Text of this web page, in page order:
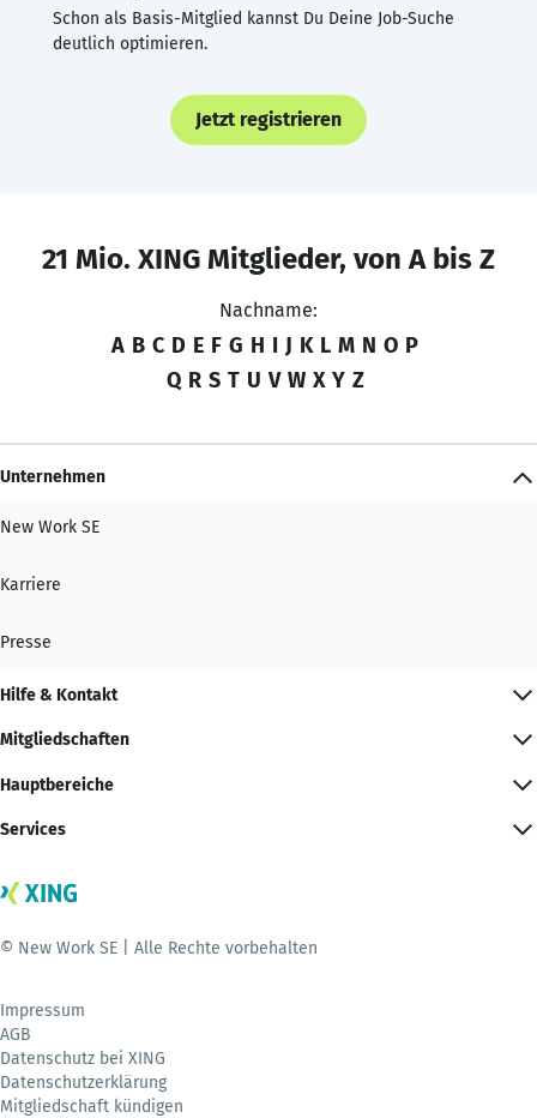
Schon als Basis-Mitglied kannst Du Deine Job-Suche
deutlich optimieren.
Jetzt registrieren
21 Mio. XING Mitglieder, von A bis Z
Nachname:
A B C D E F G H I J K L M N O P
Q R S T U V W X Y Z
Unternehmen
New Work SE
Karriere
Presse
Hilfe & Kontakt
Mitgliedschaften
Hauptbereiche
Services
© New Work SE | Alle Rechte vorbehalten
Impressum
AGB
Datenschutz bei XING
Datenschutzerklärung
Mitgliedschaft kündigen